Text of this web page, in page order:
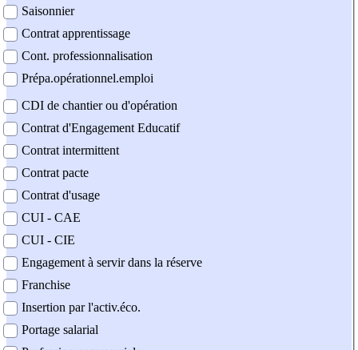
Saisonnier
Contrat apprentissage
Cont. professionnalisation
Prépa.opérationnel.emploi
CDI de chantier ou d'opération
Contrat d'Engagement Educatif
Contrat intermittent
Contrat pacte
Contrat d'usage
CUI - CAE
CUI - CIE
Engagement à servir dans la réserve
Franchise
Insertion par l'activ.éco.
Portage salarial